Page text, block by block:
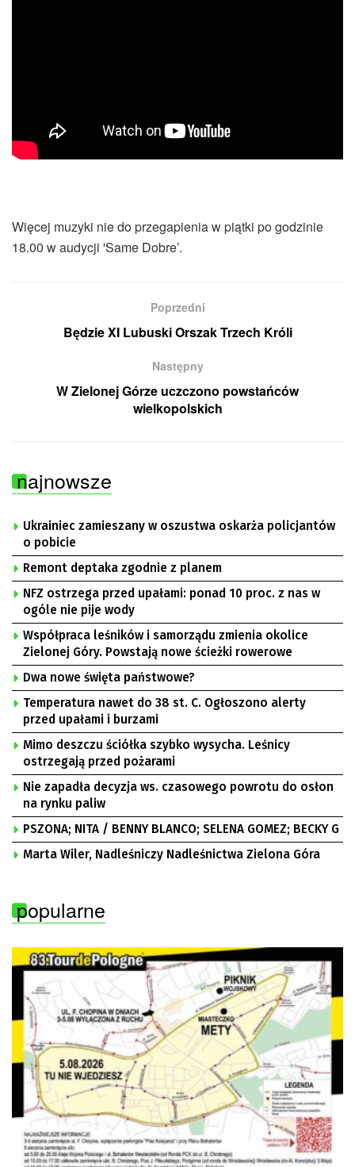
Więcej muzyki nie do przegapienia w piątki po godzinie
18.00 w audycji 'Same Dobre’.
Poprzedni
Będzie XI Lubuski Orszak Trzech Króli
Następny
W Zielonej Górze uczczono powstańców
wielkopolskich
najnowsze
Ukrainiec zamieszany w oszustwa oskarża policjantów
o pobicie
Remont deptaka zgodnie z planem
NFZ ostrzega przed upałami: ponad 10 proc. z nas w
ogóle nie pije wody
Współpraca leśników i samorządu zmienia okolice
Zielonej Góry. Powstają nowe ścieżki rowerowe
Dwa nowe święta państwowe?
Temperatura nawet do 38 st. C. Ogłoszono alerty
przed upałami i burzami
Mimo deszczu ściółka szybko wysycha. Leśnicy
ostrzegają przed pożarami
Nie zapadła decyzja ws. czasowego powrotu do osłon
na rynku paliw
PSZONA; NITA / BENNY BLANCO; SELENA GOMEZ; BECKY G
Marta Wiler, Nadleśniczy Nadleśnictwa Zielona Góra
popularne